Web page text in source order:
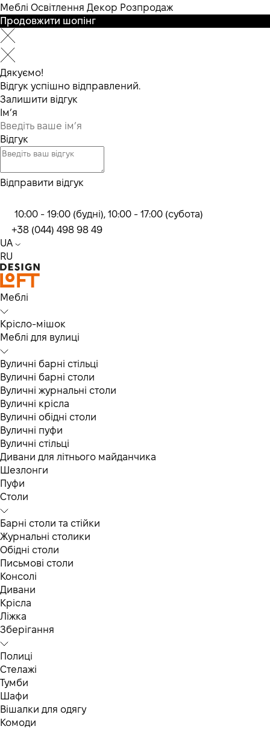
Меблі Освітлення Декор Розпродаж
Продовжити шопінг
Дякуємо!
Відгук успішно відправлений.
Залишити відгук
Ім’я
Відгук
Відправити відгук
10:00 - 19:00 (будні), 10:00 - 17:00 (субота)
+38 (044) 498 98 49
UA
RU
Меблі
Крісло-мішок
Меблі для вулиці
Вуличні барні стільці
Вуличні барні столи
Вуличні журнальні столи
Вуличні крісла
Вуличні обідні столи
Вуличні пуфи
Вуличні стільці
Дивани для літнього майданчика
Шезлонги
Пуфи
Столи
Барні столи та стійки
Журнальні столики
Обідні столи
Письмові столи
Консолі
Дивани
Крісла
Ліжка
Зберігання
Полиці
Стелажі
Тумби
Шафи
Вішалки для одягу
Комоди